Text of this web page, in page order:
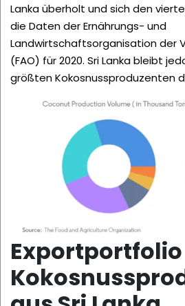
Lanka überholt und sich den
die Daten der Ernährungs- und
Landwirtschaftsorganisation der
(FAO) für 2020. Sri Lanka bleibt
größten Kokosnussproduzenten